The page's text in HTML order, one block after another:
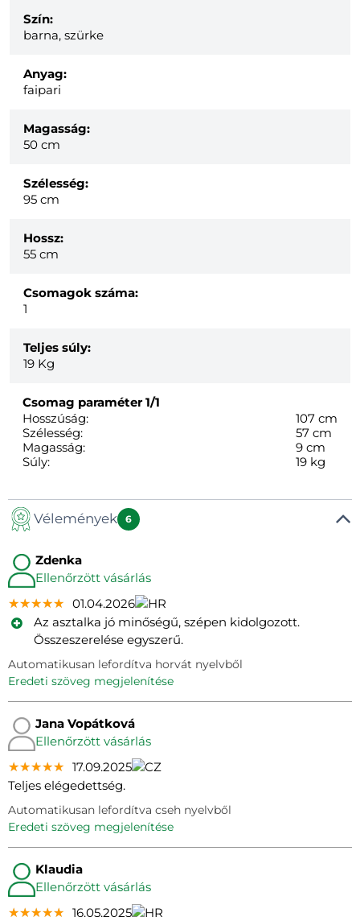
Szín:
barna, szürke
Anyag:
faipari
Magasság:
50 cm
Szélesség:
95 cm
Hossz:
55 cm
Csomagok száma:
1
Teljes súly:
19 Kg
Csomag paraméter1/1
Hosszúság:
107 cm
Szélesség:
57 cm
Magasság:
9 cm
Súly:
19 kg
Vélemények 6
Zdenka
Ellenőrzött vásárlás
★★★★★
★★★★★
★★★★★ 01.04.2026
Az asztalka jó minőségű, szépen kidolgozott.
Összeszerelése egyszerű.
Automatikusan lefordítva horvát nyelvből
eredeti szöveg megjelenítése
Jana Vopátková
Ellenőrzött vásárlás
★★★★★
★★★★★
★★★★★ 17.09.2025
Teljes elégedettség.
Automatikusan lefordítva cseh nyelvből
eredeti szöveg megjelenítése
Klaudia
Ellenőrzött vásárlás
★★★★★
★★★★★
★★★★★ 16.05.2025